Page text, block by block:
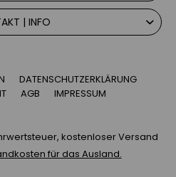
| INFO
DATENSCHUTZERKLÄRUNG
AGB IMPRESSUM
kostenloser Versand
für das Ausland.